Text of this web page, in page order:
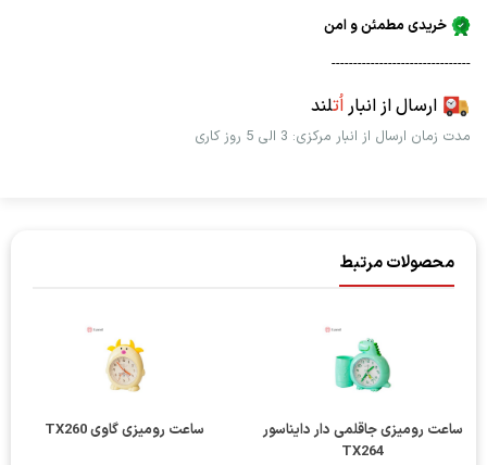
خریدی مطمئن و امن
--------------------------------
ارسال از انباراُتلند
مدت زمان ارسال از انبار مرکزی: 3 الی 5 روز کاری
محصولات مرتبط
ساعت رومیزی جاقلمی دار دایناسور
TX264
ساعت رومیزی گاوی TX260